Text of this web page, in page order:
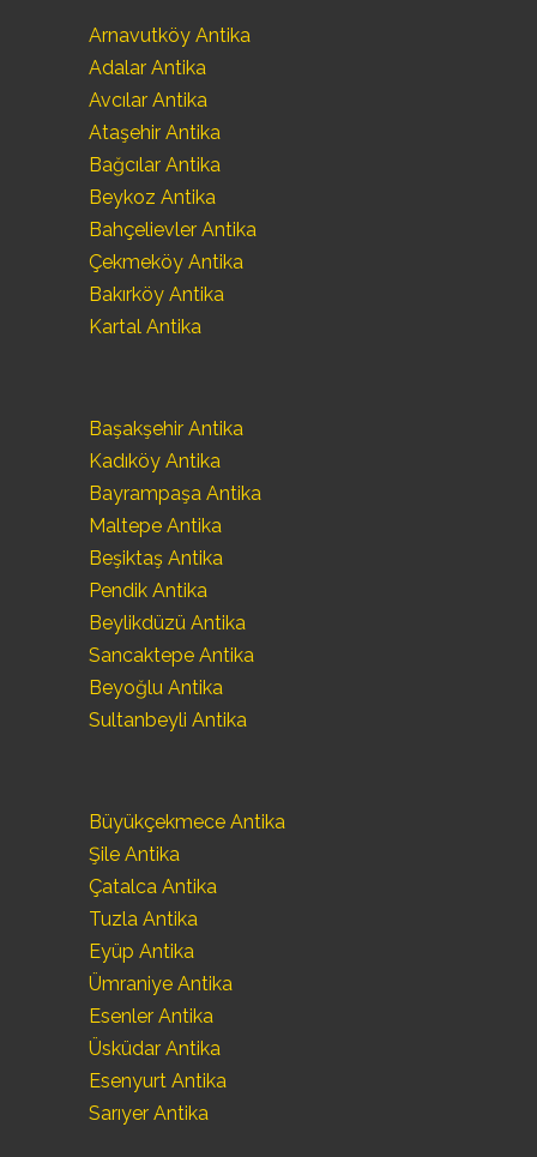
Arnavutköy Antika
Adalar Antika
Avcılar Antika
Ataşehir Antika
Bağcılar Antika
Beykoz Antika
Bahçelievler Antika
Çekmeköy Antika
Bakırköy Antika
Kartal Antika
Başakşehir Antika
Kadıköy Antika
Bayrampaşa Antika
Maltepe Antika
Beşiktaş Antika
Pendik Antika
Beylikdüzü Antika
Sancaktepe Antika
Beyoğlu Antika
Sultanbeyli Antika
Büyükçekmece Antika
Şile Antika
Çatalca Antika
Tuzla Antika
Eyüp Antika
Ümraniye Antika
Esenler Antika
Üsküdar Antika
Esenyurt Antika
Sarıyer Antika